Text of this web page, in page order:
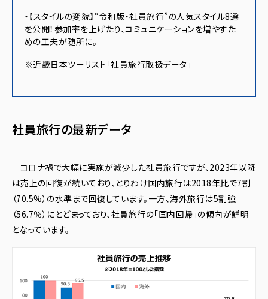
・【スタイルの変貌】“令和版・社員旅行”の人気スタイル8選
を公開！参加率を上げたり、コミュニケーションを増やすた
めの工夫が随所に。
※近畿日本ツーリスト「社員旅行取扱データ」
社員旅行の最新データ
コロナ禍で大幅に実施が減少した社員旅行ですが、2023年以降
は売上の回復が続いており、とりわけ国内旅行は2018年比で7割
（70.5%）の水準まで回復しています。一方、海外旅行は5割強
（56.7％）にとどまっており、社員旅行の「国内回帰」の傾向が鮮明
となっています。